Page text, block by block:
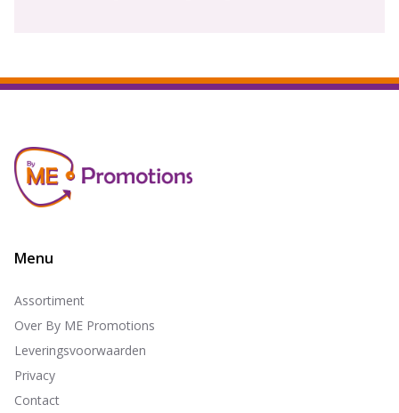
Menu
Assortiment
Over By ME Promotions
Leveringsvoorwaarden
Privacy
Contact